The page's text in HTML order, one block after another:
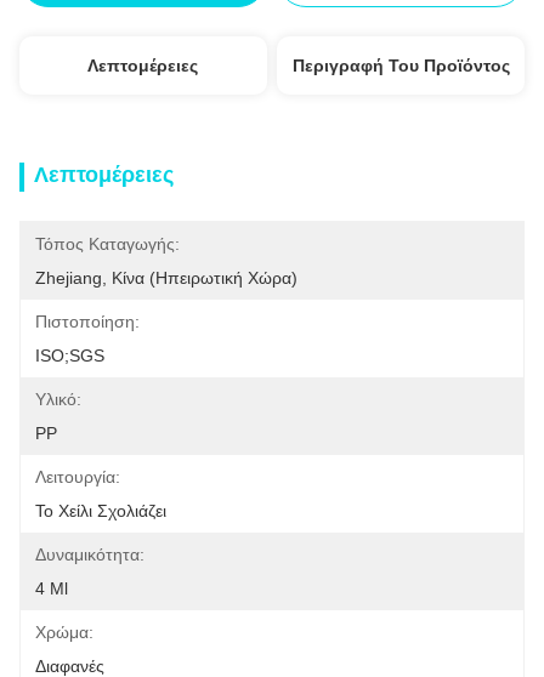
Λεπτομέρειες Περιγραφή Του Προϊόντος
Λεπτομέρειες
Τόπος Καταγωγής:
Zhejiang, Κίνα (ηπειρωτική Χώρα)
Πιστοποίηση:
ISO;SGS
Υλικό:
PP
Λειτουργία:
Το Χείλι Σχολιάζει
Δυναμικότητα:
4 Ml
Χρώμα:
Διαφανές